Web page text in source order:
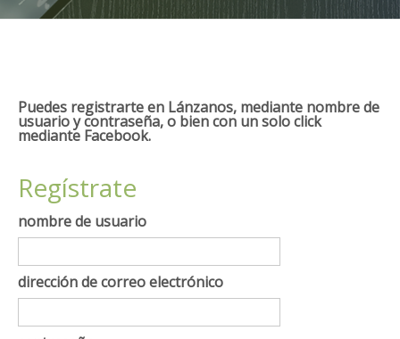
Puedes registrarte en Lánzanos, mediante nombre de
usuario y contraseña, o bien con un solo click
mediante Facebook.
Regístrate
nombre de usuario
dirección de correo electrónico